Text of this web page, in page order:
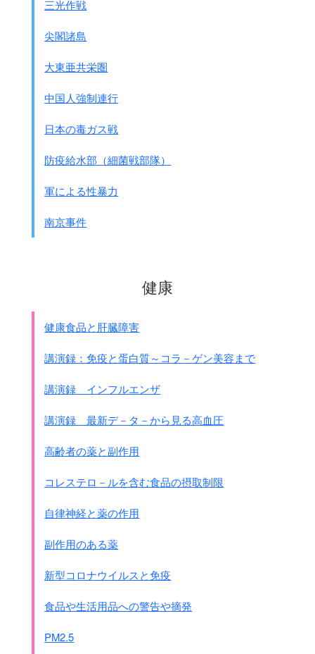
1個中隊が4キロメ－トルの横隊になり、
上空には飛行機が情報投下のため飛び回っています。
中心へ中心へと追い込む作戦を行ないました。
早く出すぎるところは通信筒を落として｢もっと遅く行
遅れているところは｢もっと早く行け｣と先を急がす。
部落があった場合には、
この作戦はいわゆる｢うさぎ狩り作戦｣です。
中にいた中国人を捕らえては
憲兵隊に引き渡しました。
後手に数珠繋ぎに縛って連れて行きました。
貨車に詰めるだけ詰めて、
外から針金で入口を縛り、
駅について食事を与えるにも
窓の近くにいた人だけ受取って、
大きな駅に着くと扉を開けて死体を放り出して、
これが私の知っている強制連行です。
三光作戦
尖閣諸島
大東亜共栄圏
中国人強制連行
日本の毒ガス戦
防疫給水部（細菌戦部隊）
軍による性暴力
南京事件
健康
健康食品と肝臓障害
講演録：免疫と蛋白質～コラ－ゲン美容まで
講演録 インフルエンザ
講演録 最新デ－タ－から見る高血圧
高齢者の薬と副作用
コレステロ－ルを含む食品の摂取制限
自律神経と薬の作用
副作用のある薬
新型コロナウイルスと免疫
食品や生活用品への警告や摘発
PM2.5